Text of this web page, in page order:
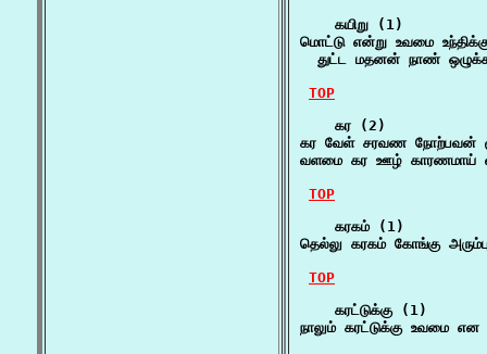
    கயிறு (1)
மொட்டு என்று உவமை
துட்ட மதனன் நாண்
TOP
    கர (2)
கர வேள் சரவண நோற்பவன்
வளமை கர ஊழ் காரணமாய்
TOP
    கரகம் (1)
தெல்லு கரகம் கோங்கு
TOP
    கரட்டுக்கு (1)
நாலும் கரட்டுக்கு உவமை